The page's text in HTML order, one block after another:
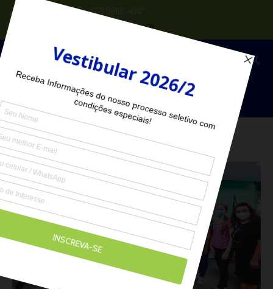
(27) 2102-6000 (27) 98118-4047
Seja Aluno